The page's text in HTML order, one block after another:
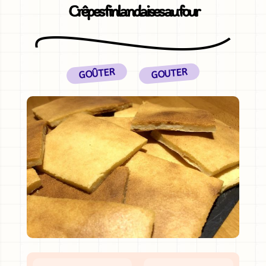
Crêpes finlandaises au four
GOÛTER GOUTER